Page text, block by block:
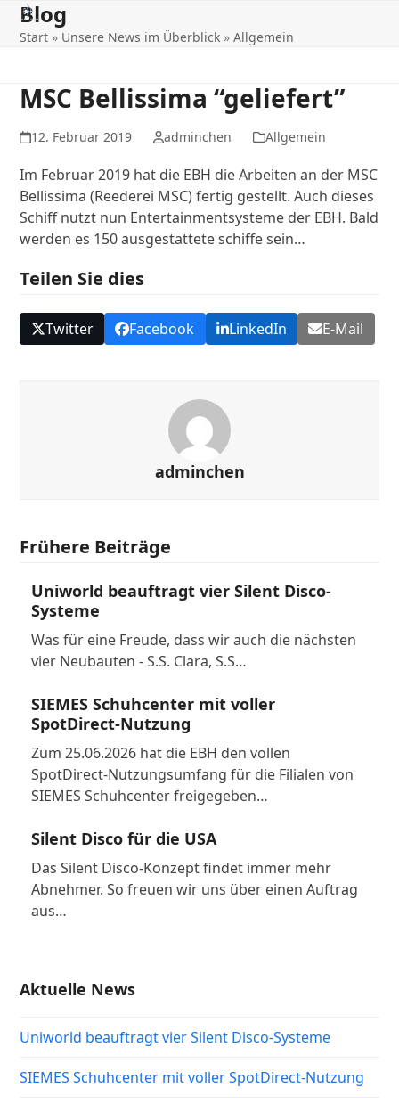
SkipOpen
mobile
Close
mobile
Blog
Start » Unsere News im Überblick »Allgemein
MSC Bellissima “geliefert”
12. Februar 2019 adminchen Allgemein
Im Februar 2019 hat die EBH die Arbeiten an der MSC
Bellissima (Reederei MSC) fertig gestellt. Auch dieses
Schiff nutzt nun Entertainmentsysteme der EBH. Bald
werden es 150 ausgestattete schiffe sein…
Teilen Sie dies
Twitter Facebook LinkedIn E-Mail
adminchen
Frühere Beiträge
Uniworld beauftragt vier Silent Disco-
Systeme
Was für eine Freude, dass wir auch die nächsten
vier Neubauten - S.S. Clara, S.S…
SIEMES Schuhcenter mit voller
SpotDirect-Nutzung
Zum 25.06.2026 hat die EBH den vollen
SpotDirect-Nutzungsumfang für die Filialen von
SIEMES Schuhcenter freigegeben…
Silent Disco für die USA
Das Silent Disco-Konzept findet immer mehr
Abnehmer. So freuen wir uns über einen Auftrag
aus…
Aktuelle News
Uniworld beauftragt vier Silent Disco-Systeme
SIEMES Schuhcenter mit voller SpotDirect-Nutzung